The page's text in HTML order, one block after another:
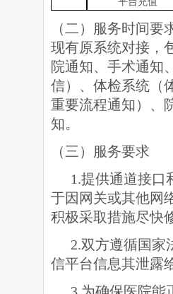
（二）服务时间要
现有原系统对接，
院通知、手术通知
信）、体检系统（
重要流程通知）、
知。
（三）服务要求
1.提供通道接口
于因网关或其他网
积极采取措施尽快
2.双方遵循国家
信平台信息其泄露